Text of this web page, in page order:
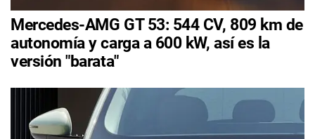
Mercedes-AMG GT 53: 544 CV, 809 km de
autonomía y carga a 600 kW, así es la
versión "barata"